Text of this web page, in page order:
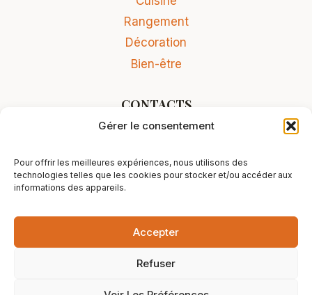
Gérer le consentement
Pour offrir les meilleures expériences, nous utilisons des
technologies telles que les cookies pour stocker et/ou accéder aux
informations des appareils.
Accepter
Refuser
Rangement
Décoration
Bien-être
CONTACTS
Contact
Mentions légales